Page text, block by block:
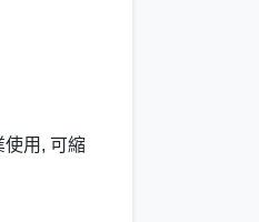
使用, 可縮